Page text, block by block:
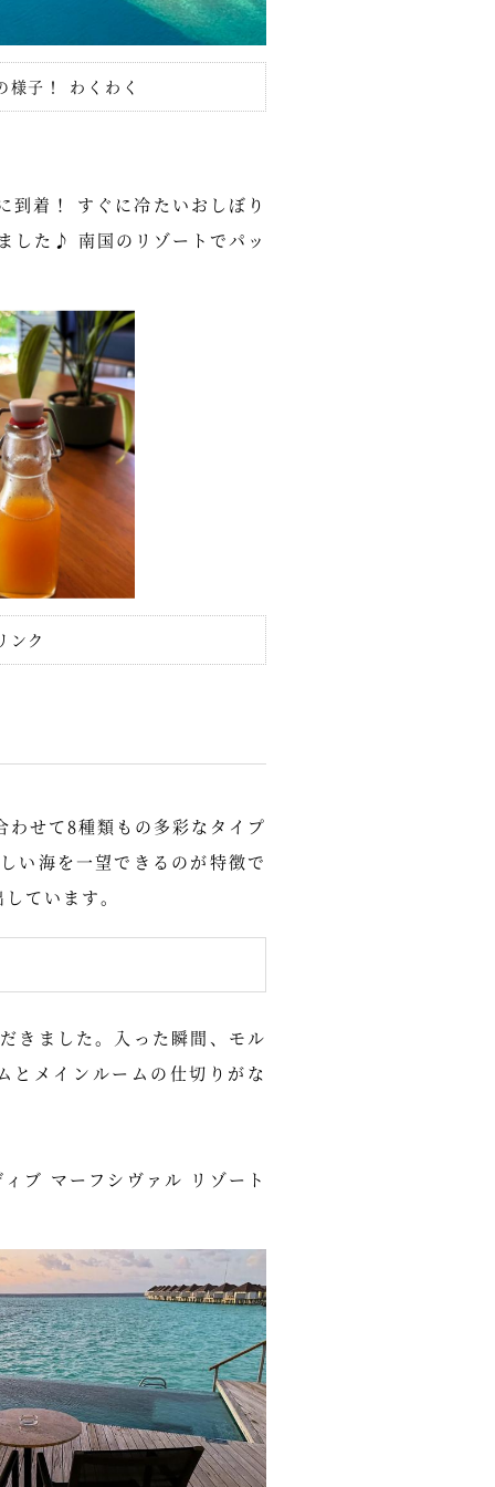
様子！ わくわく
到着！ すぐに冷たいおしぼり
した♪ 南国のリゾートでパッ
ンク
せて8種類もの多彩なタイプ
い海を一望できるのが特徴で
ています。
きました。入った瞬間、モル
とメインルームの仕切りがな
ブ マーフシヴァル リゾート